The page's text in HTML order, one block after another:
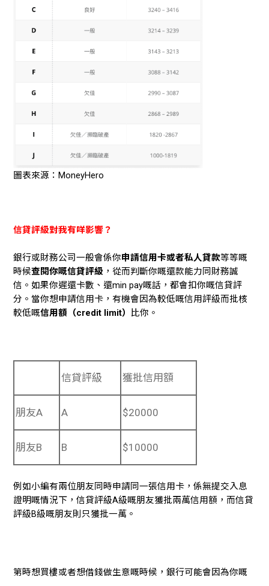
圖表來源：MoneyHero
信貸評級對我有咩影響？
銀行或財務公司一般會係你申請信用卡或者私人貸款等等嘅
時候查閱你嘅信貸評級 ，從而判斷你嘅還款能力同財務誠
信。如果你遲還卡數、還min pay嘅話，都會扣你嘅信貸評
分。當你想申請信用卡，有機會因為較低嘅信用評級而批核
較低嘅信用額（credit limit） 比你。
信貸評級 獲批信用額
朋友A A $20000
朋友B B $10000
例如小編有兩位朋友同時申請同一張信用卡，係無提交入息
證明嘅情況下，信貸評級A級嘅朋友獲批兩萬信用額，而信貸
評級B級嘅朋友則只獲批一萬。
第時想買樓或者想借錢做生意嘅時候，銀行可能會因為你嘅